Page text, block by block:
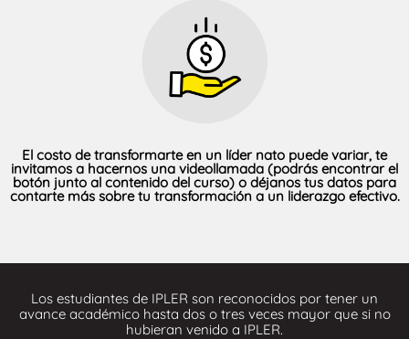
El costo de transformarte en un líder nato puede variar, te
invitamos a hacernos una videollamada (podrás encontrar el
botón junto al contenido del curso) o déjanos tus datos para
contarte más sobre tu transformación a un liderazgo efectivo.
Los estudiantes de IPLER son reconocidos por tener un
avance académico hasta dos o tres veces mayor que si no
hubieran venido a IPLER.